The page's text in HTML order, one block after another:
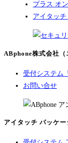
プラス オ
アイタッ
ABphone株式会社（
受付システム
お問い合せ
アイタッチ パッケー